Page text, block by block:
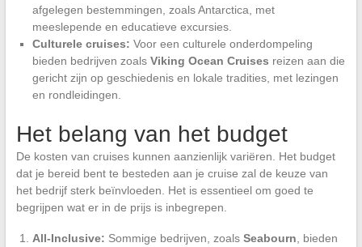
afgelegen bestemmingen, zoals Antarctica, met
meeslepende en educatieve excursies.
Culturele cruises: Voor een culturele onderdompeling
bieden bedrijven zoals Viking Ocean Cruises reizen aan die
gericht zijn op geschiedenis en lokale tradities, met lezingen
en rondleidingen.
Het belang van het budget
De kosten van cruises kunnen aanzienlijk variëren. Het budget
dat je bereid bent te besteden aan je cruise zal de keuze van
het bedrijf sterk beïnvloeden. Het is essentieel om goed te
begrijpen wat er in de prijs is inbegrepen.
All-Inclusive: Sommige bedrijven, zoals Seabourn , bieden